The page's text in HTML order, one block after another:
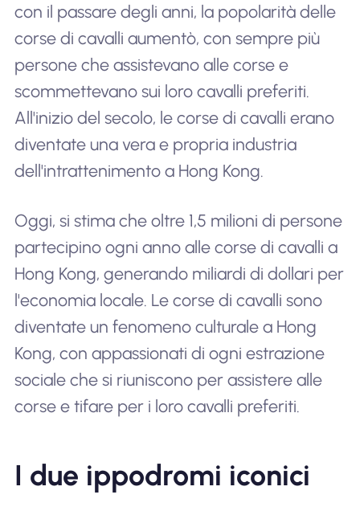
con il passare degli anni, la popolarità delle
corse di cavalli aumentò, con sempre più
persone che assistevano alle corse e
scommettevano sui loro cavalli preferiti.
All'inizio del secolo, le corse di cavalli erano
diventate una vera e propria industria
dell'intrattenimento a Hong Kong.
Oggi, si stima che oltre 1,5 milioni di persone
partecipino ogni anno alle corse di cavalli a
Hong Kong, generando miliardi di dollari per
l'economia locale. Le corse di cavalli sono
diventate un fenomeno culturale a Hong
Kong, con appassionati di ogni estrazione
sociale che si riuniscono per assistere alle
corse e tifare per i loro cavalli preferiti.
I due ippodromi iconici